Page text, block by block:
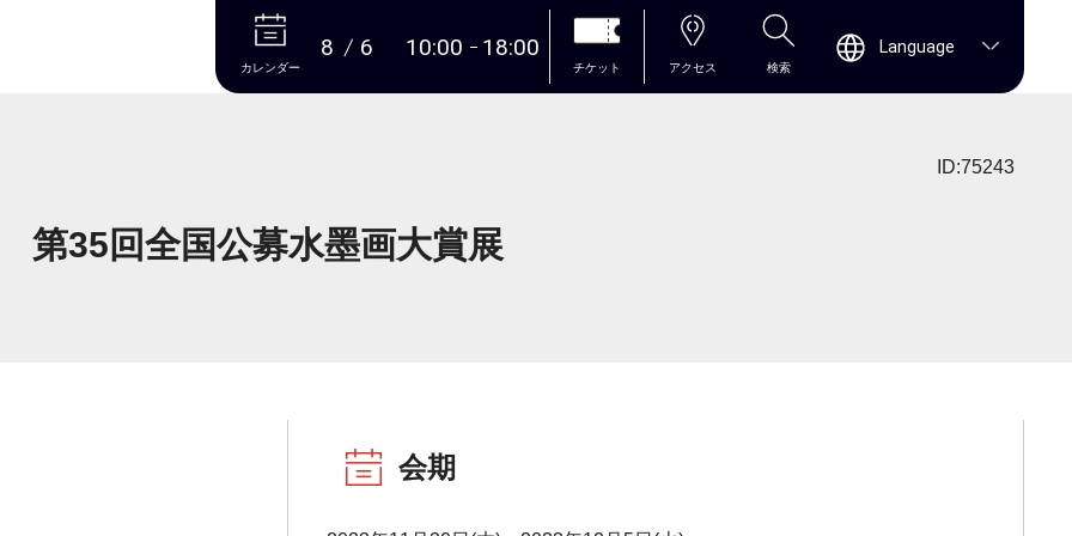
本文へ
カレンダー
8 6 10:00 18:00
チケット アクセス 検索
Language
ID:75243
第35回全国公募水墨画大賞展
会期